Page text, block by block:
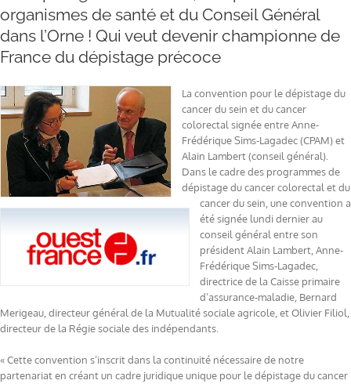
organismes de santé et du Conseil Général
dans l’Orne ! Qui veut devenir championne de
France du dépistage précoce
La convention pour le dépistage du
cancer du sein et du cancer
colorectal signée entre Anne-
Frédérique Sims-Lagadec (CPAM) et
Alain Lambert (conseil général).
Dans le cadre des programmes de
dépistage du cancer colorectal et du
cancer du sein, une convention a
été signée lundi dernier au
conseil général entre son
président Alain Lambert, Anne-
Frédérique Sims-Lagadec,
directrice de la Caisse primaire
d’assurance-maladie, Bernard
Merigeau, directeur général de la Mutualité sociale agricole, et Olivier Filiol,
directeur de la Régie sociale des indépendants.
« Cette convention s’inscrit dans la continuité nécessaire de notre
partenariat en créant un cadre juridique unique pour le dépistage du cancer